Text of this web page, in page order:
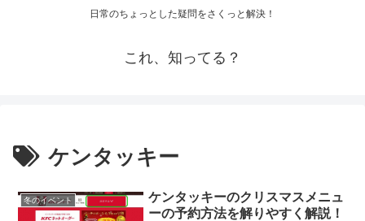
日常のちょっとした疑問をさくっと解決！
これ、知ってる？
ケンタッキー
冬のイベント
ケンタッキーのクリスマスメニュ
ーの予約方法を解りやすく解説！